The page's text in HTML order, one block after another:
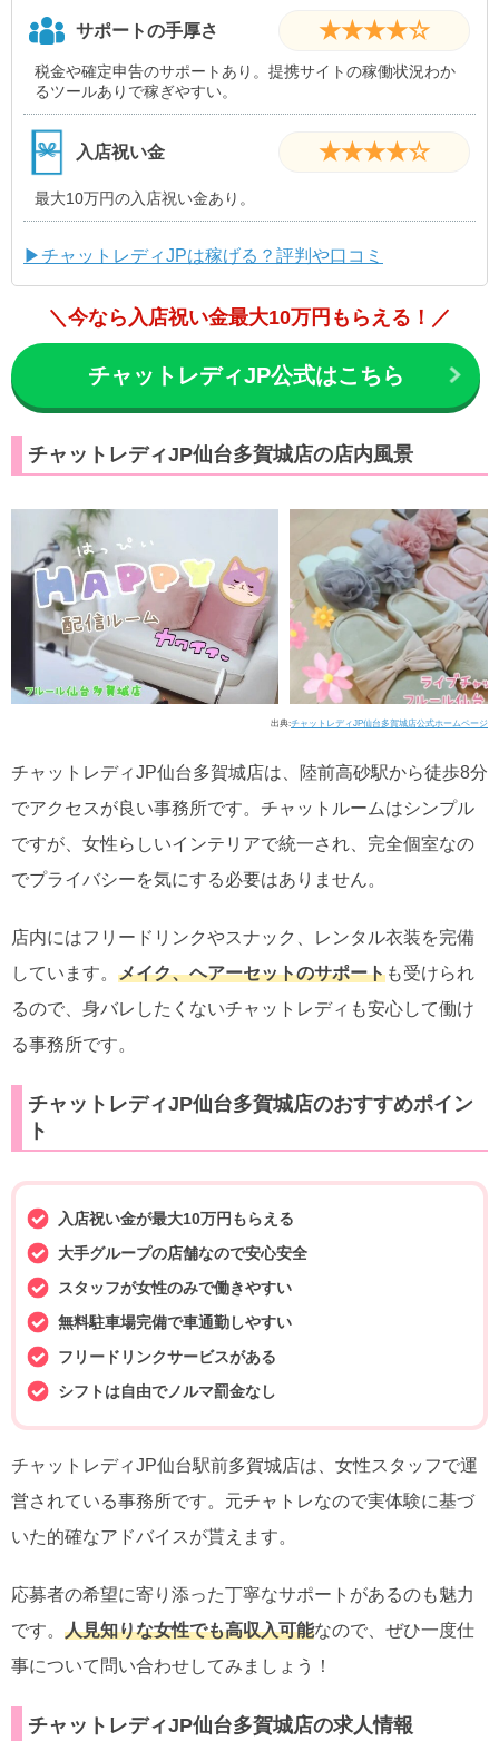
サポートの手厚さ ★★★★☆
税金や確定申告のサポートあり。提携サイトの稼働状況わか
るツールありで稼ぎやすい。
入店祝い金 ★★★★☆
最大10万円の入店祝い金あり。
▶チャットレディJPは稼げる？評判や口コミ
＼今なら入店祝い金最大10万円もらえる！／
チャットレディJP公式はこちら
チャットレディJP仙台多賀城店の店内風景
出典:チャットレディJP仙台多賀城店公式ホームページ
チャットレディJP仙台多賀城店は、陸前高砂駅から徒歩8分
でアクセスが良い事務所です。チャットルームはシンプル
ですが、女性らしいインテリアで統一され、完全個室なの
でプライバシーを気にする必要はありません。
店内にはフリードリンクやスナック、レンタル衣装を完備
しています。 メイク、ヘアーセットのサポートも受けられ
るので、身バレしたくないチャットレディも安心して働け
る事務所です。
チャットレディJP仙台多賀城店のおすすめポイン
ト
入店祝い金が最大10万円もらえる
大手グループの店舗なので安心安全
スタッフが女性のみで働きやすい
無料駐車場完備で車通勤しやすい
フリードリンクサービスがある
シフトは自由でノルマ罰金なし
チャットレディJP仙台駅前多賀城店は、女性スタッフで運
営されている事務所です。元チャトレなので実体験に基づ
いた的確なアドバイスが貰えます。
応募者の希望に寄り添った丁寧なサポートがあるのも魅力
です。 人見知りな女性でも高収入可能なので、ぜひ一度仕
事について問い合わせしてみましょう！
チャットレディJP仙台多賀城店の求人情報